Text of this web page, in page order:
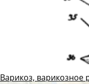
Варикоз, варикозное